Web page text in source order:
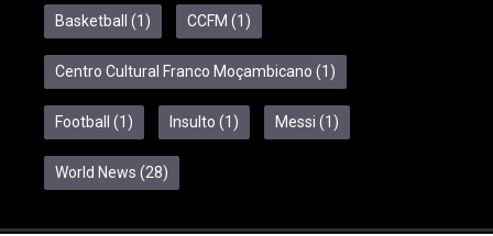
Basketball (1) CCFM (1)
Centro Cultural Franco Moçambicano (1)
Football (1) Insulto (1) Messi (1)
World News (28)